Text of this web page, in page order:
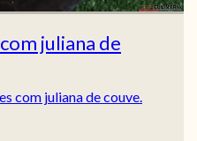
juliana de
com juliana de couve.